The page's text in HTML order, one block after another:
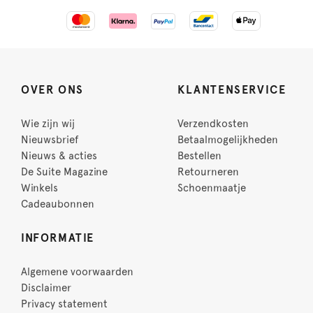
OVER ONS
Wie zijn wij
Nieuwsbrief
Nieuws & acties
De Suite Magazine
Winkels
Cadeaubonnen
KLANTENSERVICE
Verzendkosten
Betaalmogelijkheden
Bestellen
Retourneren
Schoenmaatje
INFORMATIE
Algemene voorwaarden
Disclaimer
Privacy statement